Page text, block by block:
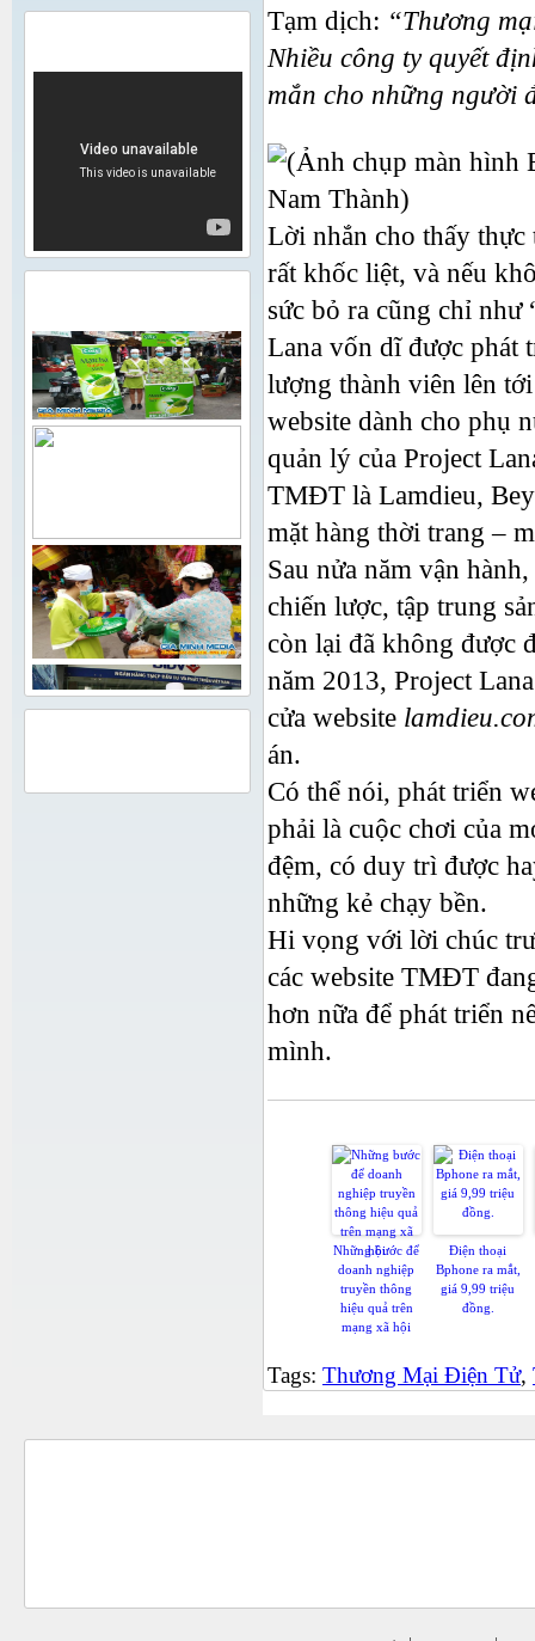
Tạm dịch: “Thương
Nhiều công ty quyết
mắn cho những người
Lời nhắn cho thấy
rất khốc liệt, và nếu
sức bỏ ra cũng chỉ như
Lana vốn dĩ được phát
lượng thành viên lên
website dành cho phụ
quản lý của Project
TMĐT là Lamdieu,
mặt hàng thời trang –
Sau nửa năm vận
chiến lược, tập trung
còn lại đã không được
năm 2013, Project
cửa website
án.
Có thể nói, phát triển
phải là cuộc chơi của
đệm, có duy trì được
những kẻ chạy bền.
Hi vọng với lời chúc
các website TMĐT
hơn nữa để phát triển
mình.
Những bước để
doanh nghiệp
truyền thông
hiệu quả trên
mạng xã hội
Điện thoại
Bphone ra mắt,
giá 9,99 triệu
đồng.
Tags: Thương Mại Điện Tử,